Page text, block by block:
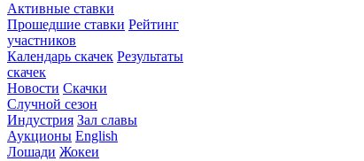
Активные ставки
Прошедшие ставки Рейтинг
участников
Календарь скачек Результаты
скачек
Новости Скачки
Случной сезон
Индустрия Зал славы
Аукционы English
Лошади Жокеи